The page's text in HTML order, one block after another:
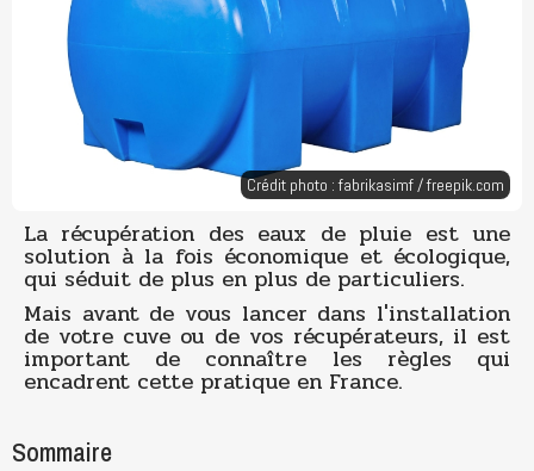
Crédit photo : fabrikasimf /freepik.com
La récupération des eaux de pluie est une
solution à la fois économique et écologique,
qui séduit de plus en plus de particuliers.
Mais avant de vous lancer dans l'installation
de votre cuve ou de vos récupérateurs, il est
important de connaître les règles qui
encadrent cette pratique en France.
Sommaire